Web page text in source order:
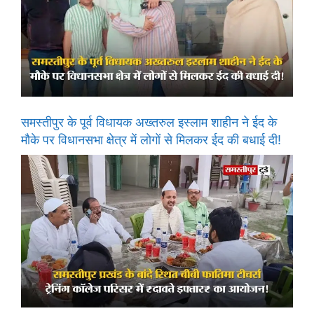
समस्तीपुर के पूर्व विधायक अख्तरुल इस्लाम शाहीन ने ईद के
मौके पर विधानसभा क्षेत्र में लोगों से मिलकर ईद की बधाई दी!